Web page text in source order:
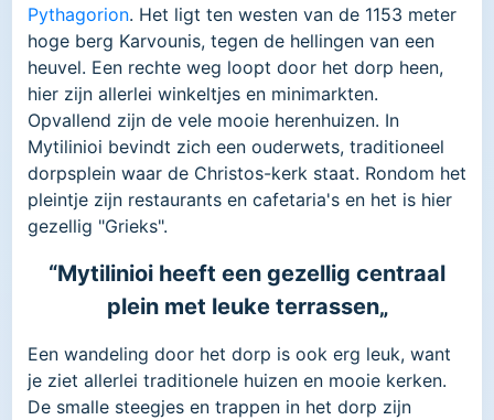
Pythagorion. Het ligt ten westen van de 1153 meter
hoge berg Karvounis, tegen de hellingen van een
heuvel. Een rechte weg loopt door het dorp heen,
hier zijn allerlei winkeltjes en minimarkten.
Opvallend zijn de vele mooie herenhuizen. In
Mytilinioi bevindt zich een ouderwets, traditioneel
dorpsplein waar de Christos-kerk staat. Rondom het
pleintje zijn restaurants en cafetaria's en het is hier
gezellig "Grieks".
“Mytilinioi heeft een gezellig centraal
plein met leuke terrassen„
Een wandeling door het dorp is ook erg leuk, want
je ziet allerlei traditionele huizen en mooie kerken.
De smalle steegjes en trappen in het dorp zijn